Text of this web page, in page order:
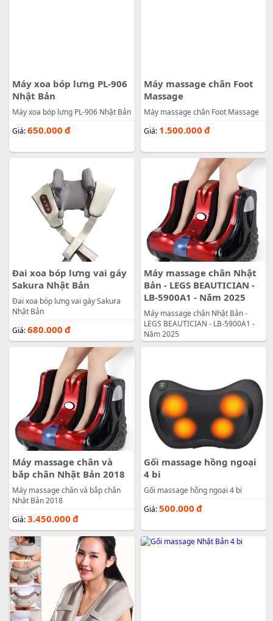
Máy xoa bóp lưng PL-906
Nhật Bản
Máy xoa bóp lưng PL-906 Nhật Bản
Giá:650.000 đ
Máy massage chân Foot
Massage
Máy massage chân Foot Massage
Giá: 1.500.000 đ
Đai xoa bóp lưng vai gáy
Sakura Nhật Bản
Đai xoa bóp lưng vai gáy Sakura
Nhật Bản
Giá:680.000 đ
Máy massage chân Nhật
Bản - LEGS BEAUTICIAN -
LB-5900A1 - Năm 2025
Máy massage chân Nhật Bản -
LEGS BEAUTICIAN - LB-5900A1 -
Năm 2025
Máy massage chân và
bắp chân Nhật Bản 2018
Máy massage chân và bắp chân
Nhật Bản 2018
Giá:3.450.000 đ
Gối massage hồng ngoại
4 bi
Gối massage hồng ngoại 4 bi
Giá:500.000 đ